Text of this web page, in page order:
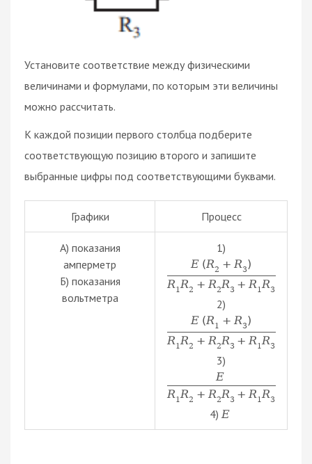
Установите соответствие между физическими
величинами и формулами, по которым эти величины
можно рассчитать.
К каждой позиции первого столбца подберите
соответствующую позицию второго и запишите
выбранные цифры под соответствующими буквами.
Графики Процесс
А) показания
амперметр
Б) показания
вольтметра
1)
E (R2 + R3)
R1 R2 + R2R3 + R1R3
2)
E (R1 + R3)
R1 R2 + R2R3 + R1R3
3)
E
R1 R2 + R2R3 + R1R3
4)E